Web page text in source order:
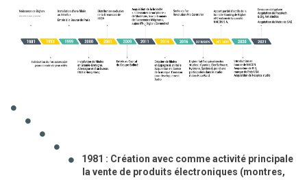
1981 : Création avec comme activité principale
la vente de produits électroniques (montres,